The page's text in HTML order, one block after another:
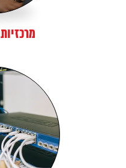
מרכזיות IP לעסקים